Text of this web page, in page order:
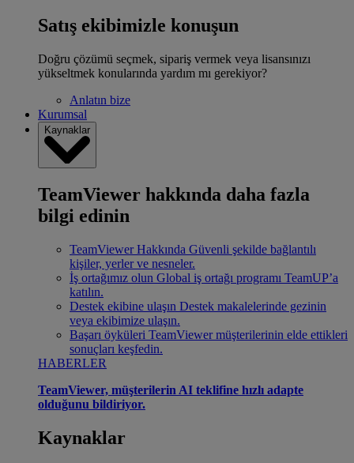
Satış ekibimizle konuşun
Doğru çözümü seçmek, sipariş vermek veya lisansınızı
yükseltmek konularında yardım mı gerekiyor?
Anlatın bize
Kurumsal
Kaynaklar
TeamViewer hakkında daha fazla
bilgi edinin
TeamViewer Hakkında Güvenli şekilde bağlantılı
kişiler, yerler ve nesneler.
İş ortağımız olun Global iş ortağı programı TeamUP’a
katılın.
Destek ekibine ulaşın Destek makalelerinde gezinin
veya ekibimize ulaşın.
Başarı öyküleri TeamViewer müşterilerinin elde ettikleri
sonuçları keşfedin.
HABERLER
TeamViewer, müşterilerin AI teklifine hızlı adapte
olduğunu bildiriyor.
Kaynaklar